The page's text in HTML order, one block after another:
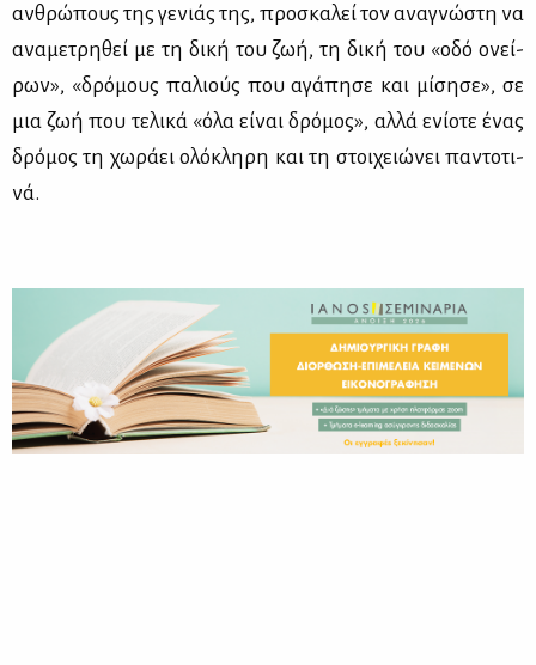
αν­θρώ­πους της γε­νιάς της, προ­σκα­λεί τον ανα­γνώ­στη να
ανα­με­τρη­θεί με τη δι­κή του ζωή, τη δι­κή του «οδό ονεί­
ρων», «δρό­μους πα­λιούς που αγά­πη­σε και μί­ση­σε», σε
μια ζωή που τε­λι­κά «όλα εί­ναι δρό­μος», αλ­λά ενί­ο­τε ένας
δρό­μος τη χω­ρά­ει ολό­κλη­ρη και τη στοι­χειώ­νει πα­ντο­τι­
νά.